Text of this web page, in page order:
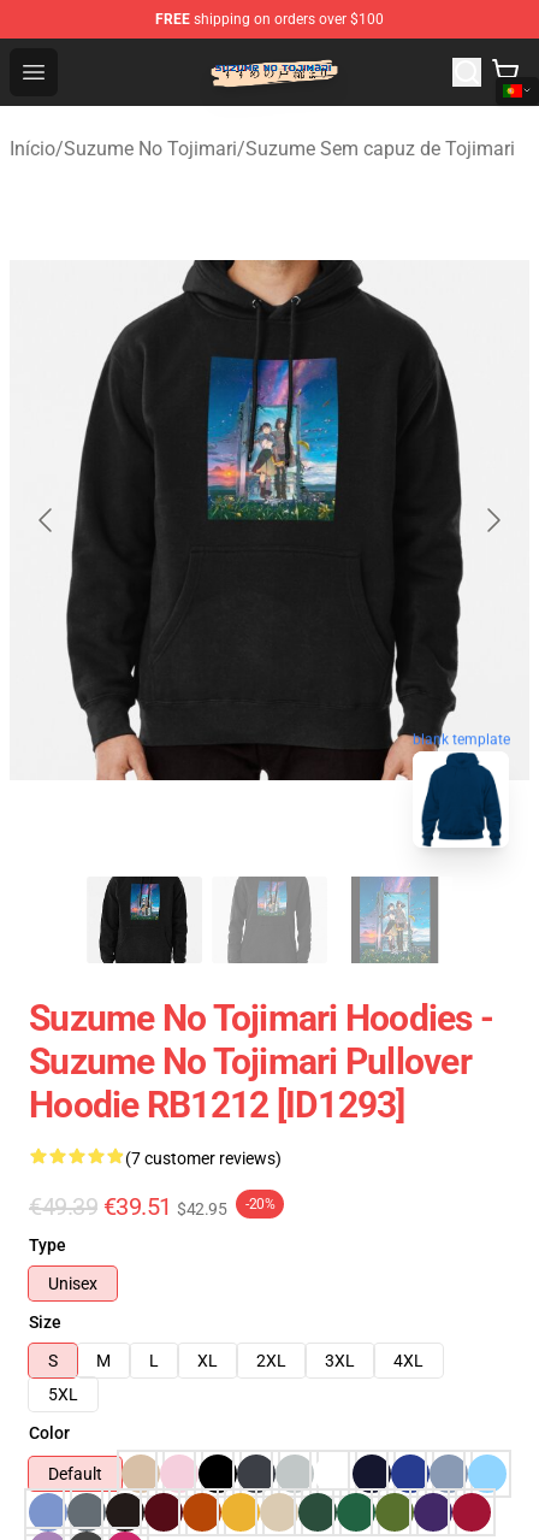
FREE shipping on orders over $100
Open menu
Suzumeno Tojimari Store - Official Suzumeno Tojimari
Início/Suzume No Tojimari/Suzume Sem capuz de Tojimari
blank template
Suzume No Tojimari Hoodies -
Suzume No Tojimari Pullover
Hoodie RB1212 [ID1293]
(7 customer reviews)
€49.39 €39.51 $42.95 -20%
Type
Unisex
Size
S
M L XL 2XL 3XL
4XL
5XL
Color
Default